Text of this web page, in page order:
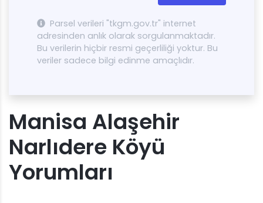
Parsel verileri "tkgm.gov.tr" internet
adresinden anlık olarak sorgulanmaktadır.
Bu verilerin hiçbir resmi geçerliliği yoktur. Bu
veriler sadece bilgi edinme amaçlıdır.
Manisa Alaşehir
Narlıdere Köyü
Yorumları